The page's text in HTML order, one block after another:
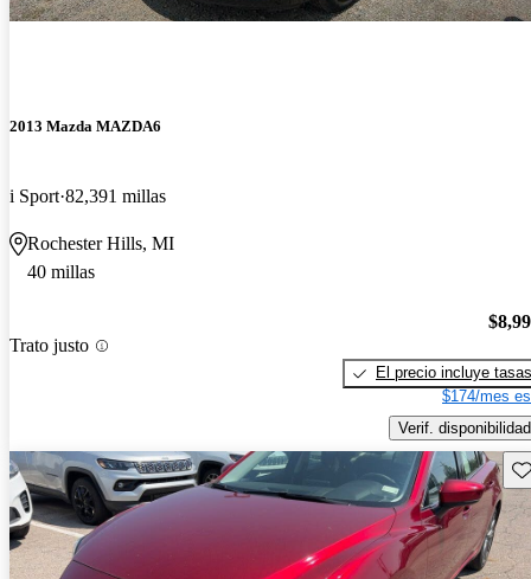
2013 Mazda MAZDA6
i Sport 82,391 millas
Rochester Hills, MI
40 millas
Trato justo
El precio incluye tasas
$174/mes
Verif. disponibilidad